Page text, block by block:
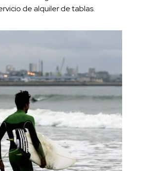
de alquiler de tablas.